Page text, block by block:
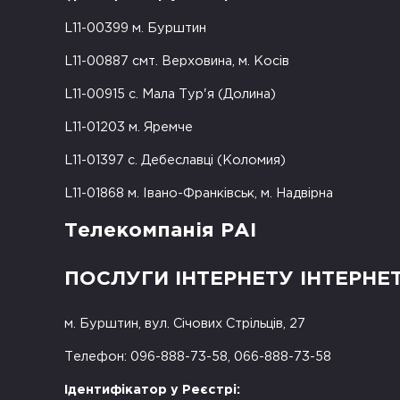
L11-00399 м. Бурштин
L11-00887 смт. Верховина, м. Косів
L11-00915 с. Мала Тур'я (Долина)
L11-01203 м. Яремче
L11-01397 с. Дебеславці (Коломия)
L11-01868 м. Івано-Франківськ, м. Надвірна
Телекомпанія РАІ
ПОСЛУГИ ІНТЕРНЕТУ
м. Бурштин, вул. Січових Стрільців, 27
Телефон: 096-888-73-58, 066-888-73-58
Ідентифікатор у Реєстрі: